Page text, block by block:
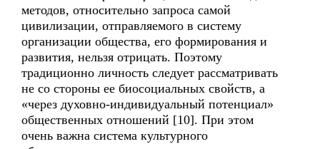
методов, относительно запроса самой
цивилизации, отправляемого в систему
организации общества, его формирования и
развития, нельзя отрицать. Поэтому
традиционно личность следует рассматривать
не со стороны ее биосоциальных свойств, а
«через духовно-индивидуальный потенциал»
общественных отношений [10]. При этом
очень важна система культурного